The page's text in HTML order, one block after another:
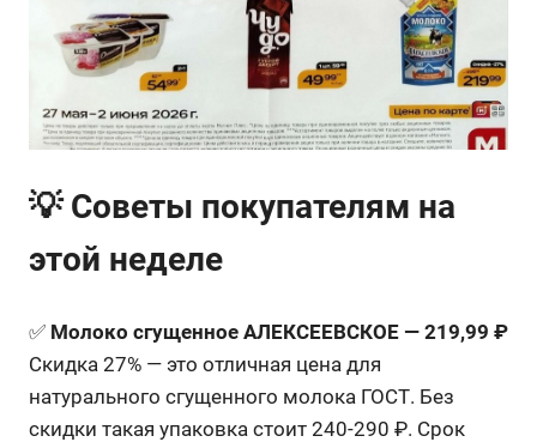
💡 Советы покупателям на
этой неделе
✅ Молоко сгущенное АЛЕКСЕЕВСКОЕ — 219,99 ₽
Скидка 27% — это отличная цена для
натурального сгущенного молока ГОСТ. Без
скидки такая упаковка стоит 240-290 ₽. Срок